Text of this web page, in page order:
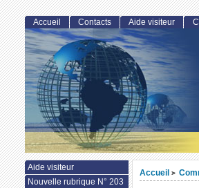
Accueil >
Accueil Contacts Aide visiteur
Aide visiteur
Nouvelle rubrique N° 203